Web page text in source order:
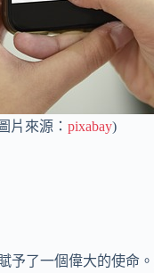
片來源： pixabay)
予了一個偉大的使命